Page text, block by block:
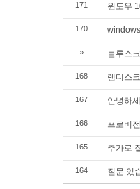
171 윈도우
170
» 블루스
168 램디스
167 안녕하
166 프로버
165 추가로
164 질문 있